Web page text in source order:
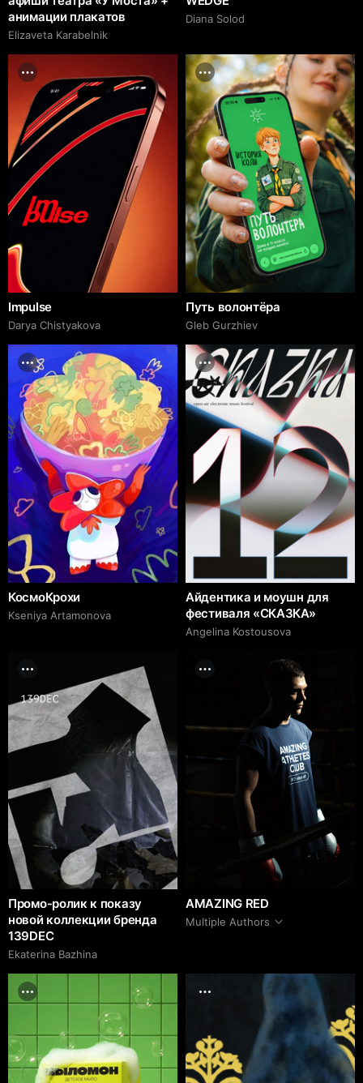
анимации плакатов
Elizaveta Karabelnik
Diana Solod
Impulse
Darya Chistyakova
Путь волонтёра
Gleb Gurzhiev
КосмоКрохи
Kseniya Artamonova
Айдентика и моушн для
фестиваля «СКАЗКА»
Angelina Kostousova
Промо-ролик к показу
новой коллекции бренда
139DEC
Ekaterina Bazhina
AMAZING RED
Multiple Authors